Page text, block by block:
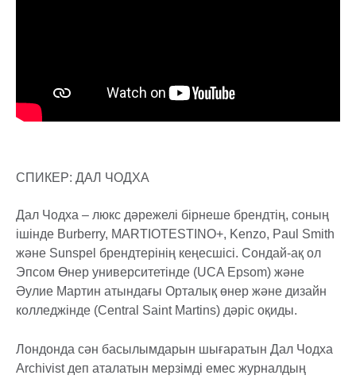
СПИКЕР: ДАЛ ЧОДХА
Дал Чодха – люкс дәрежелі бірнеше брендтің, соның
ішінде Burberry, MARTIOTESTINO+, Kenzo, Paul Smith
және Sunspel брендтерінің кеңесшісі. Сондай-ақ ол
Эпсом Өнер университетінде (UCA Epsom) және
Әулие Мартин атындағы Орталық өнер және дизайн
колледжінде (Central Saint Martins) дәріс оқиды.
Лондонда сән басылымдарын шығаратын Дал Чодха
Archivist деп аталатын мерзімді емес журналдың